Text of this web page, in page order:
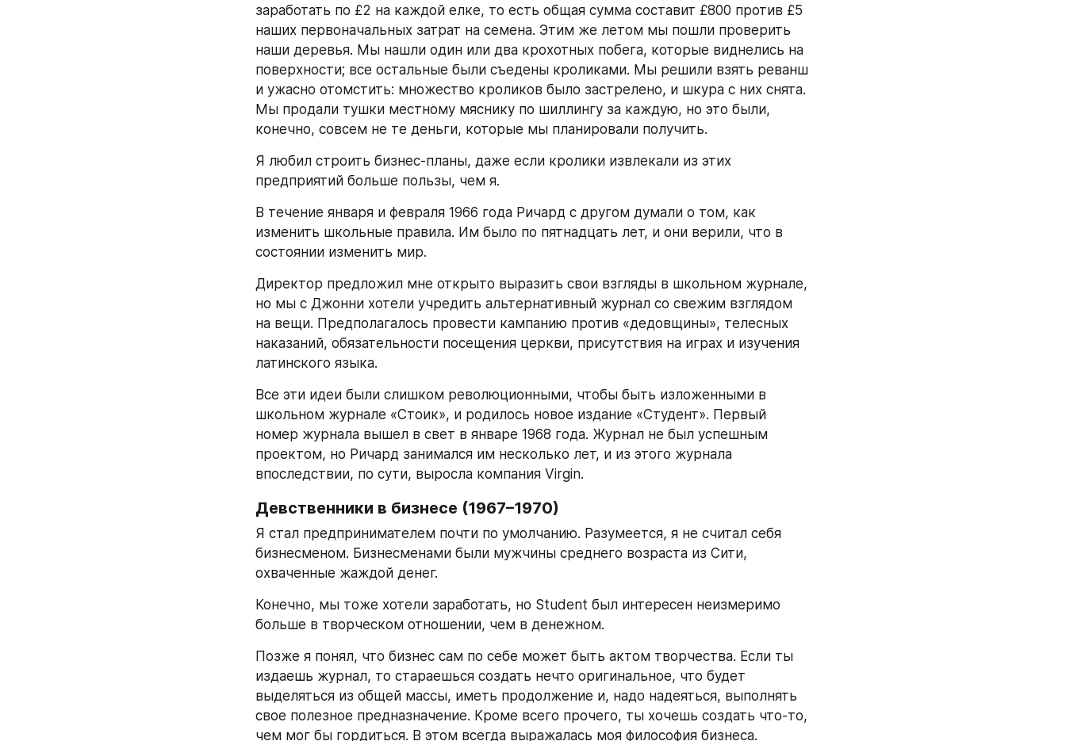
заработать по £2 на каждой елке, то есть общая сумма составит £800 против £5
наших первоначальных затрат на семена. Этим же летом мы пошли проверить
наши деревья. Мы нашли один или два крохотных побега, которые виднелись на
поверхности; все остальные были съедены кроликами. Мы решили взять реванш
и ужасно отомстить: множество кроликов было застрелено, и шкура с них снята.
Мы продали тушки местному мяснику по шиллингу за каждую, но это были,
конечно, совсем не те деньги, которые мы планировали получить.
Я любил строить бизнес-планы, даже если кролики извлекали из этих
предприятий больше пользы, чем я.
В течение января и февраля 1966 года Ричард с другом думали о том, как
изменить школьные правила. Им было по пятнадцать лет, и они верили, что в
состоянии изменить мир.
Директор предложил мне открыто выразить свои взгляды в школьном журнале,
но мы с Джонни хотели учредить альтернативный журнал со свежим взглядом
на вещи. Предполагалось провести кампанию против «дедовщины», телесных
наказаний, обязательности посещения церкви, присутствия на играх и изучения
латинского языка.
Все эти идеи были слишком революционными, чтобы быть изложенными в
школьном журнале «Стоик», и родилось новое издание «Студент». Первый
номер журнала вышел в свет в январе 1968 года. Журнал не был успешным
проектом, но Ричард занимался им несколько лет, и из этого журнала
впоследствии, по сути, выросла компания Virgin.
Девственники в бизнесе (1967–1970)
Я стал предпринимателем почти по умолчанию. Разумеется, я не считал себя
бизнесменом. Бизнесменами были мужчины среднего возраста из Сити,
охваченные жаждой денег.
Конечно, мы тоже хотели заработать, но Student был интересен неизмеримо
больше в творческом отношении, чем в денежном.
Позже я понял, что бизнес сам по себе может быть актом творчества. Если ты
издаешь журнал, то стараешься создать нечто оригинальное, что будет
выделяться из общей массы, иметь продолжение и, надо надеяться, выполнять
свое полезное предназначение. Кроме всего прочего, ты хочешь создать что-то,
чем мог бы гордиться. В этом всегда выражалась моя философия бизнеса.